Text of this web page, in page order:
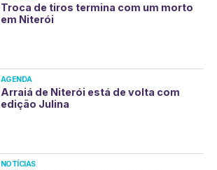
Troca de tiros termina com um morto
em Niterói
AGENDA
Arraiá de Niterói está de volta com
edição Julina
NOTÍCIAS